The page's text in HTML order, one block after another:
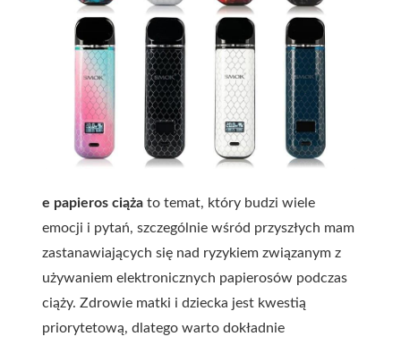
e papieros ciąża to temat, który budzi wiele
emocji i pytań, szczególnie wśród przyszłych mam
zastanawiających się nad ryzykiem związanym z
używaniem elektronicznych papierosów podczas
ciąży. Zdrowie matki i dziecka jest kwestią
priorytetową, dlatego warto dokładnie